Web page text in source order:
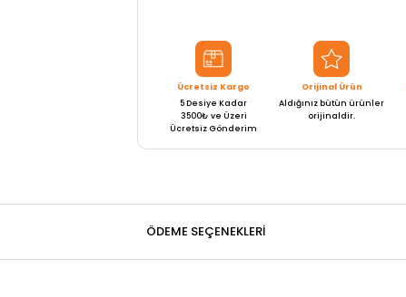
Ücretsiz Kargo
5 Desiye Kadar
3500₺ ve Üzeri
Ücretsiz Gönderim
Orijinal Ürün
Aldığınız bütün ürünler
orijinaldir.
ÖDEME SEÇENEKLERI